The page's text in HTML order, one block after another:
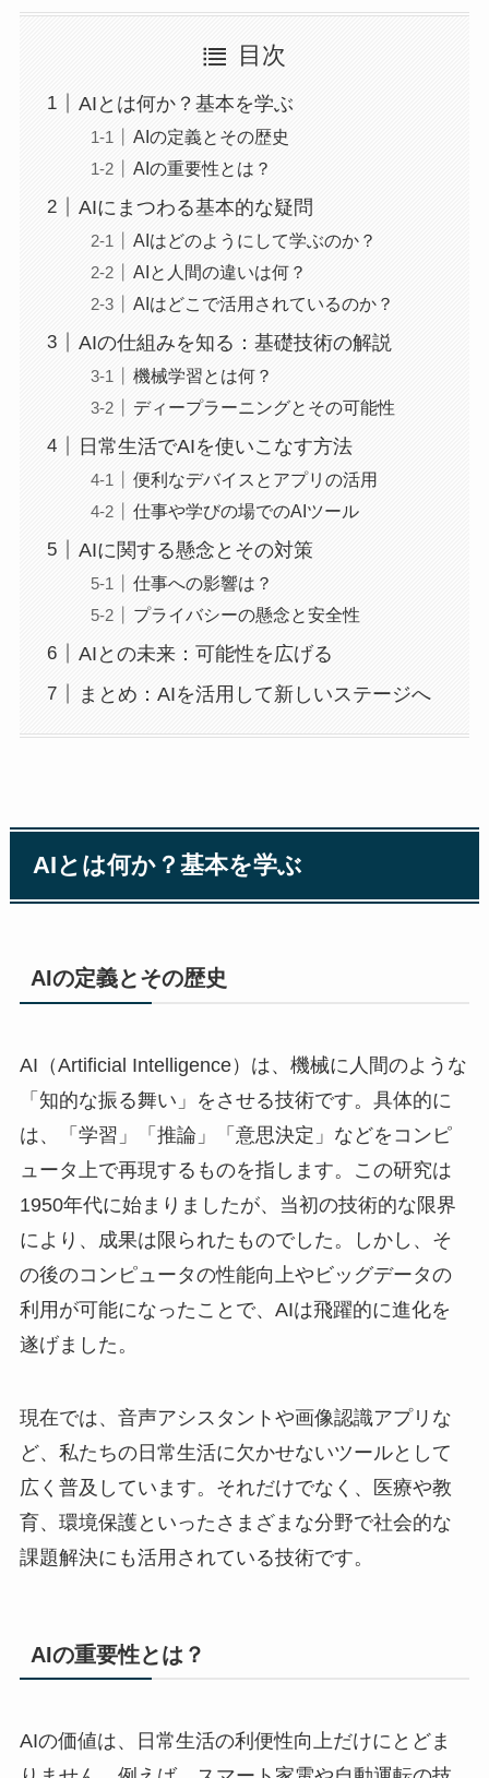
目次
AIとは何か？基本を学ぶ
AIの定義とその歴史
AIの重要性とは？
AIにまつわる基本的な疑問
AIはどのようにして学ぶのか？
AIと人間の違いは何？
AIはどこで活用されているのか？
AIの仕組みを知る：基礎技術の解説
機械学習とは何？
ディープラーニングとその可能性
日常生活でAIを使いこなす方法
便利なデバイスとアプリの活用
仕事や学びの場でのAIツール
AIに関する懸念とその対策
仕事への影響は？
プライバシーの懸念と安全性
AIとの未来：可能性を広げる
まとめ：AIを活用して新しいステージへ
AIとは何か？基本を学ぶ
AIの定義とその歴史
AI（Artificial Intelligence）は、機械に人間のような
「知的な振る舞い」をさせる技術です。具体的に
は、「学習」「推論」「意思決定」などをコンピ
ュータ上で再現するものを指します。この研究は
1950年代に始まりましたが、当初の技術的な限界
により、成果は限られたものでした。しかし、そ
の後のコンピュータの性能向上やビッグデータの
利用が可能になったことで、AIは飛躍的に進化を
遂げました。
現在では、音声アシスタントや画像認識アプリな
ど、私たちの日常生活に欠かせないツールとして
広く普及しています。それだけでなく、医療や教
育、環境保護といったさまざまな分野で社会的な
課題解決にも活用されている技術です。
AIの重要性とは？
AIの価値は、日常生活の利便性向上だけにとどま